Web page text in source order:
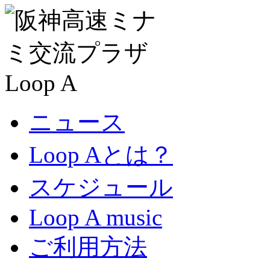
ニュース
Loop Aとは？
スケジュール
Loop A music
ご利用方法